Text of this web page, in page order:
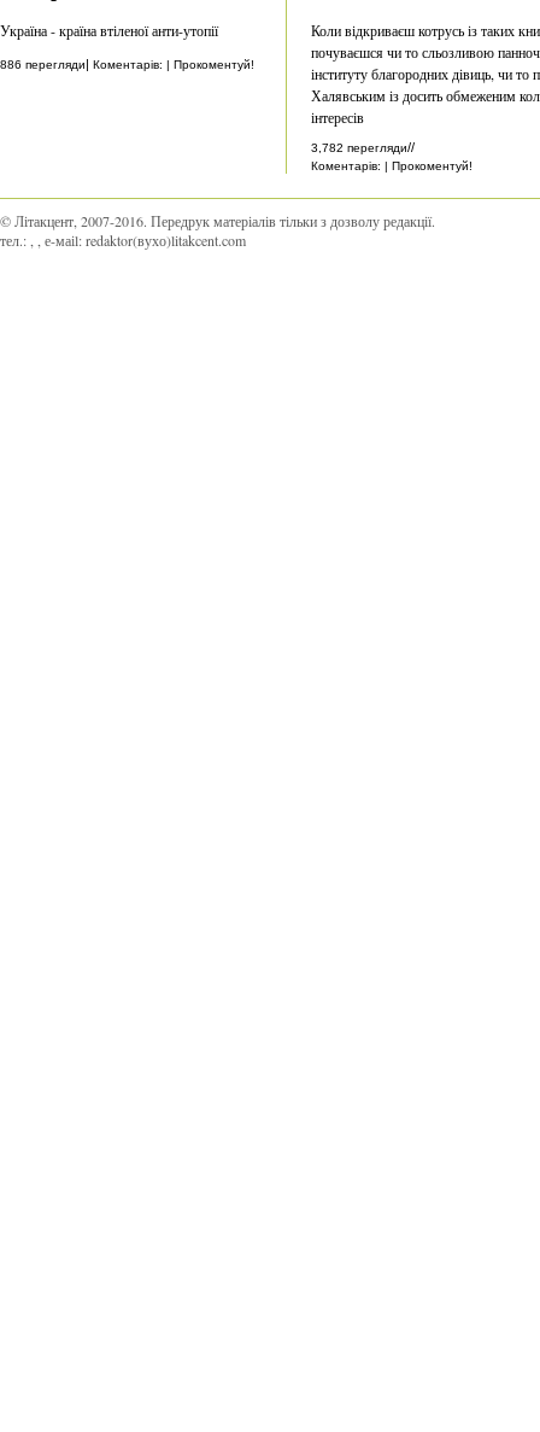
Україна - країна втіленої анти-утопії
886 перегляди| Коментарів: | Прокоментуй!
Коли відкриваєш котрусь із таких
почуваєшся чи то сльозливою
інституту благородних дівиць, чи то
Халявським із досить обмеженим
інтересів
3,782 перегляди//
Коментарів: | Прокоментуй!
© Літакцент, 2007-2016. Передрук матеріалів тільки з дозволу редакції.
тел.:
, е-маіl:redaktor(вухо)litakcent.com